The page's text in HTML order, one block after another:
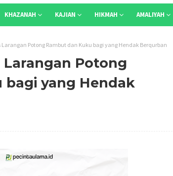
KHAZANAH KAJIAN HIKMAH AMALIYAH
Potong Rambut dan Kuku bagi yang Hendak Berqurban
Potong
yang Hendak